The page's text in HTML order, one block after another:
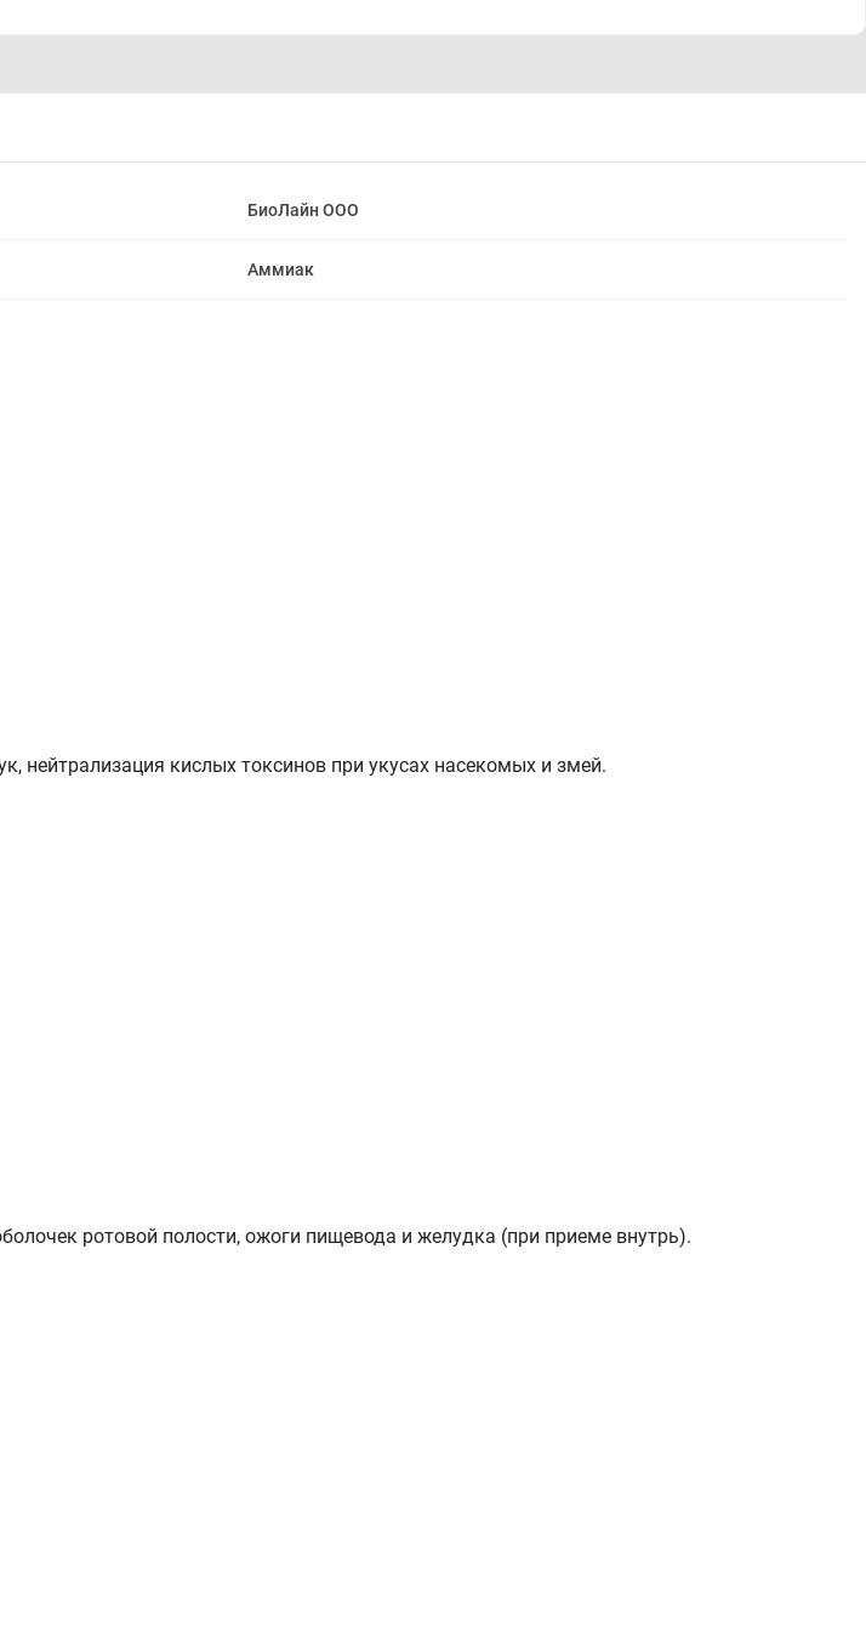
БиоЛайн ООО
Аммиак
нейтрализация кислых токсинов при укусах насекомых и змей.
ротовой полости, ожоги пищевода и желудка (при приеме внутрь).